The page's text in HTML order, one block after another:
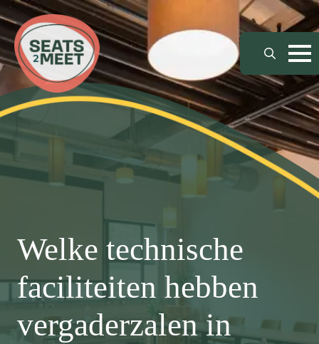
Search
for:
Welke technische
faciliteiten hebben
vergaderzalen in